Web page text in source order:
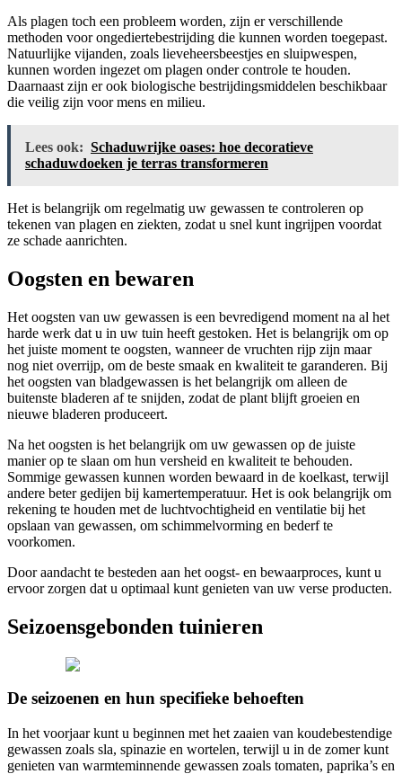
Als plagen toch een probleem worden, zijn er verschillende
methoden voor ongediertebestrijding die kunnen worden toegepast.
Natuurlijke vijanden, zoals lieveheersbeestjes en sluipwespen,
kunnen worden ingezet om plagen onder controle te houden.
Daarnaast zijn er ook biologische bestrijdingsmiddelen beschikbaar
die veilig zijn voor mens en milieu.
Lees ook: Schaduwrijke oases: hoe decoratieve
schaduwdoeken je terras transformeren
Het is belangrijk om regelmatig uw gewassen te controleren op
tekenen van plagen en ziekten, zodat u snel kunt ingrijpen voordat
ze schade aanrichten.
Oogsten en bewaren
Het oogsten van uw gewassen is een bevredigend moment na al het
harde werk dat u in uw tuin heeft gestoken. Het is belangrijk om op
het juiste moment te oogsten, wanneer de vruchten rijp zijn maar
nog niet overrijp, om de beste smaak en kwaliteit te garanderen. Bij
het oogsten van bladgewassen is het belangrijk om alleen de
buitenste bladeren af ​​te snijden, zodat de plant blijft groeien en
nieuwe bladeren produceert.
Na het oogsten is het belangrijk om uw gewassen op de juiste
manier op te slaan om hun versheid en kwaliteit te behouden.
Sommige gewassen kunnen worden bewaard in de koelkast, terwijl
andere beter gedijen bij kamertemperatuur. Het is ook belangrijk om
rekening te houden met de luchtvochtigheid en ventilatie bij het
opslaan van gewassen, om schimmelvorming en bederf te
voorkomen.
Door aandacht te besteden aan het oogst- en bewaarproces, kunt u
ervoor zorgen dat u optimaal kunt genieten van uw verse producten.
Seizoensgebonden tuinieren
De seizoenen en hun specifieke behoeften
In het voorjaar kunt u beginnen met het zaaien van koudebestendige
gewassen zoals sla, spinazie en wortelen, terwijl u in de zomer kunt
genieten van warmteminnende gewassen zoals tomaten, paprika’s en